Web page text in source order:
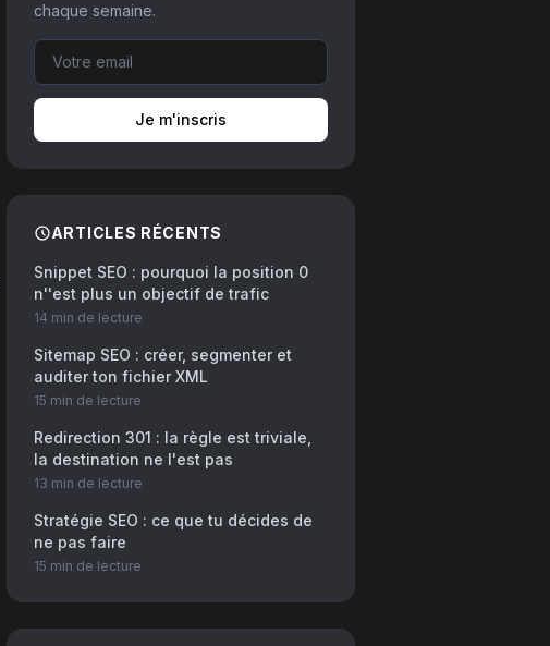
chaque semaine.
Je m'inscris
ARTICLES RÉCENTS
Snippet SEO : pourquoi la position 0
n''est plus un objectif de trafic
14 min de lecture
Sitemap SEO : créer, segmenter et
auditer ton fichier XML
15 min de lecture
Redirection 301 : la règle est triviale,
la destination ne l'est pas
13 min de lecture
Stratégie SEO : ce que tu décides de
ne pas faire
15 min de lecture